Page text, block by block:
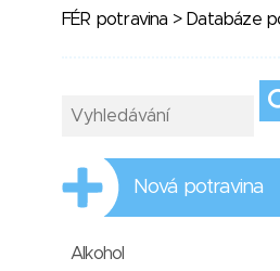
FÉR potravina > Databáze
Nová potravina
Alkohol